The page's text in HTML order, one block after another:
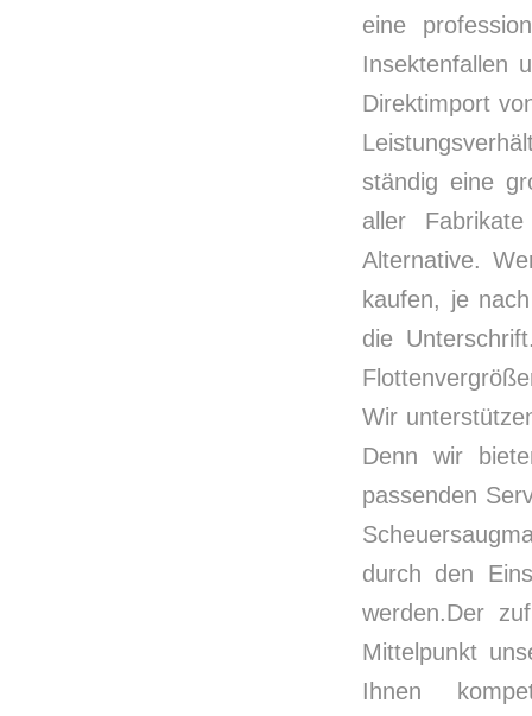
eine
Insektenfallen
Direktimport
ständig eine
aller
Alternative.
kaufen, je
die
Wir
Denn wir
passenden
durch den
werden.Der
Mittelpunkt
Ihnen